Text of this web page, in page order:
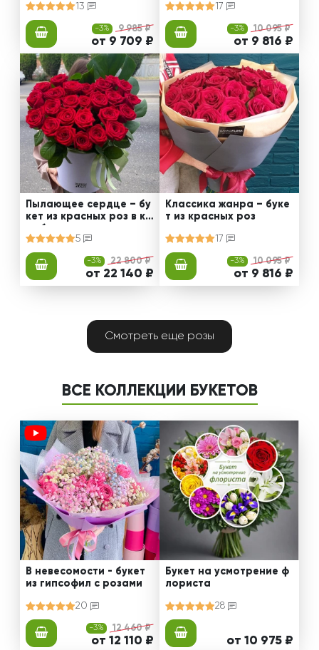
13
-3% 9 985 ₽
от 9 709 ₽
17
-3% 10 095 ₽
от 9 816 ₽
Пылающее сердце – бу
кет из красных роз в ко
робке
5
-3% 22 800 ₽
от 22 140 ₽
Классика жанра – буке
т из красных роз
17
-3% 10 095 ₽
от 9 816 ₽
Смотреть еще розы
ВСЕ КОЛЛЕКЦИИ БУКЕТОВ
В невесомости - букет
из гипсофил с розами
20
-3% 12 460 ₽
от 12 110 ₽
Букет на усмотрение ф
лориста
28
от 10 975 ₽